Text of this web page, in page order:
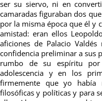
ser su siervo, ni en
camaradas figuraban dos
por la misma época que él y
amistad: eran ellos
aficiones de Palacio
confidencia preliminar a sus
rumbo de su espíritu
adolescencia y en los
firmemente que yo había
filosóficas y políticas y para